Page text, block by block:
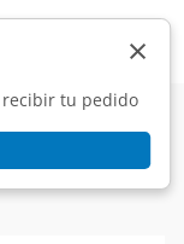
recibir tu pedido
×
Especializada